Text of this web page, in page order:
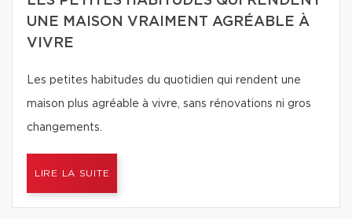
UNE MAISON VRAIMENT AGRÉABLE À
VIVRE
Les petites habitudes du quotidien qui rendent une
maison plus agréable à vivre, sans rénovations ni gros
changements.
LIRE LA SUITE